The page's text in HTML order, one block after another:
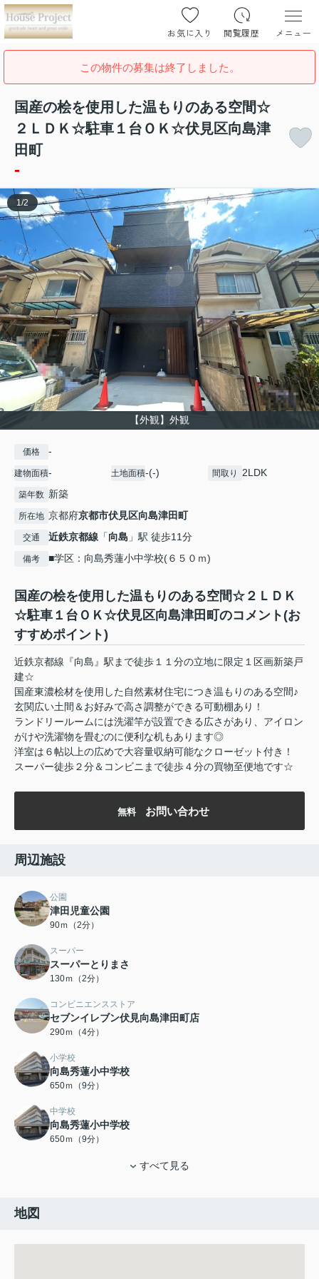
お気に入り 閲覧履歴 メニュー
この物件の募集は終了しました。
国産の桧を使用した温もりのある空間☆
２ＬＤＫ☆駐車１台ＯＫ☆伏見区向島津
田町
-
【外観】外観
1/2
価格 -
建物面積- 土地面積-(-) 間取り 2LDK
築年数 新築
所在地 京都府京都市伏見区向島津田町
交通 近鉄京都線 「向島 」駅 徒歩11分
備考 ■学区：向島秀蓮小中学校(６５０ｍ)
国産の桧を使用した温もりのある空間☆２ＬＤＫ
☆駐車１台ＯＫ☆伏見区向島津田町のコメント(お
すすめポイント)
近鉄京都線『向島』駅まで徒歩１１分の立地に限定１区画新築戸
建☆
国産東濃桧材を使用した自然素材住宅につき温もりのある空間♪
玄関広い土間＆お好みで高さ調整ができる可動棚あり！
ランドリールームには洗濯竿が設置できる広さがあり、アイロン
がけや洗濯物を畳むのに便利な机もあります◎
洋室は６帖以上の広めで大容量収納可能なクローゼット付き！
スーパー徒歩２分＆コンビニまで徒歩４分の買物至便地です☆
無料 お問い合わせ
周辺施設
公園
津田児童公園
90ｍ（2分）
スーパー
スーパーとりまさ
130ｍ（2分）
コンビニエンスストア
セブンイレブン伏見向島津田町店
290ｍ（4分）
小学校
向島秀蓮小中学校
650ｍ（9分）
中学校
向島秀蓮小中学校
650ｍ（9分）
すべて見る
地図